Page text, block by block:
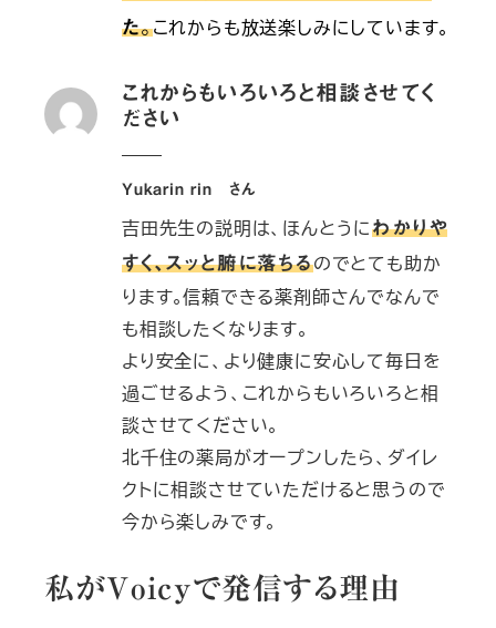
た。これからも放送楽しみにしています。
これからもいろいろと相談させてく
ださい
Yukarin rin さん
吉田先生の説明は、ほんとうにわかりや
すく、スッと腑に落ちるのでとても助か
ります｡信頼できる薬剤師さんでなんで
も相談したくなります。
より安全に、より健康に安心して毎日を
過ごせるよう、これからもいろいろと相
談させてください｡
北千住の薬局がオープンしたら、ダイレ
クトに相談させていただけると思うので
今から楽しみです。
私がVoicyで発信する理由